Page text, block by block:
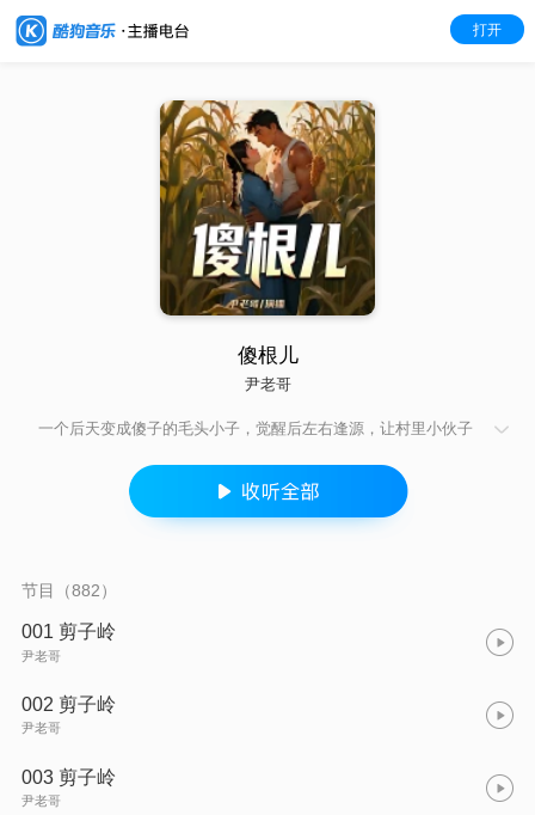
打开
傻根儿
尹老哥
一个后天变成傻子的毛头小子，觉醒后左右逢源，让村里小伙子
节目（882）
001 剪子岭
尹老哥
002 剪子岭
尹老哥
003 剪子岭
尹老哥